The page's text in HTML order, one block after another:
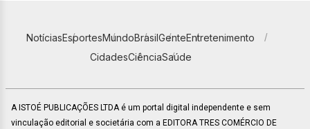
NotíciasEsportesMundoBrasilGenteEntretenimento
CidadesCiênciaSaúde
A ISTOÉ PUBLICAÇÕES LTDA é um portal digital independente e sem
vinculação editorial e societária com a EDITORA TRES COMÉRCIO DE